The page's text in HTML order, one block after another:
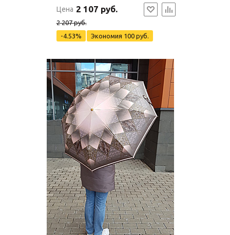
Цена 2 107 руб.
2 207 руб.
-4.53%
Экономия 100 руб.